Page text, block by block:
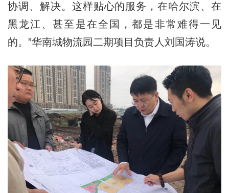
协调、解决。这样贴心的服务，在哈尔滨、在
黑龙江、甚至是在全国，都是非常难得一见
的。”华南城物流园二期项目负责人刘国涛说。